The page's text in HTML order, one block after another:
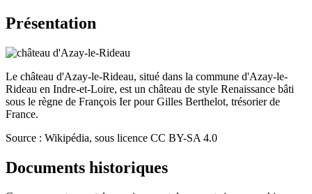
Présentation
Le château d'Azay-le-Rideau, situé dans la commune d'Azay-le-
Rideau en Indre-et-Loire, est un château de style Renaissance bâti
sous le règne de François Ier pour Gilles Berthelot, trésorier de
France.
Source : Wikipédia, sous licence CC BY-SA 4.0
Documents historiques